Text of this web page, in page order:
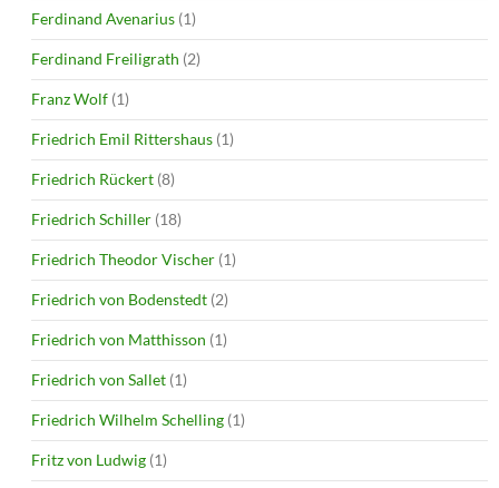
Ferdinand Avenarius (1)
Ferdinand Freiligrath (2)
Franz Wolf (1)
Friedrich Emil Rittershaus (1)
Friedrich Rückert (8)
Friedrich Schiller (18)
Friedrich Theodor Vischer (1)
Friedrich von Bodenstedt (2)
Friedrich von Matthisson (1)
Friedrich von Sallet (1)
Friedrich Wilhelm Schelling (1)
Fritz von Ludwig (1)